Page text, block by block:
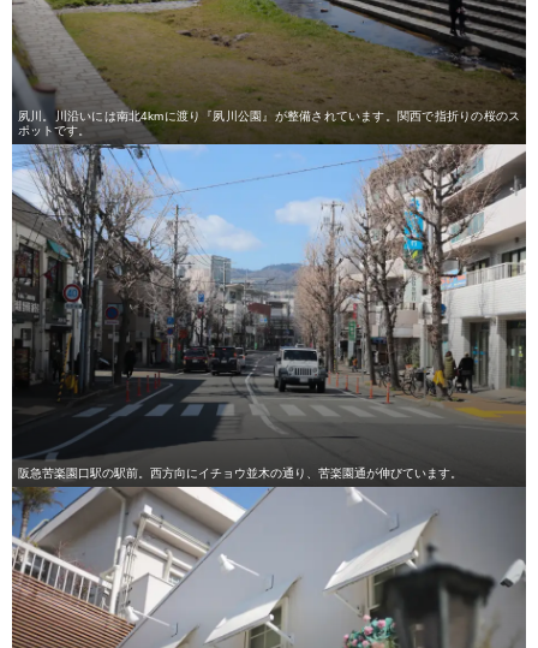
夙川。川沿いには南北4kmに渡り『夙川公園』が整備されています。関西で指折りの桜のス
ポットです。
阪急苦楽園口駅の駅前。西方向にイチョウ並木の通り、苦楽園通が伸びています。